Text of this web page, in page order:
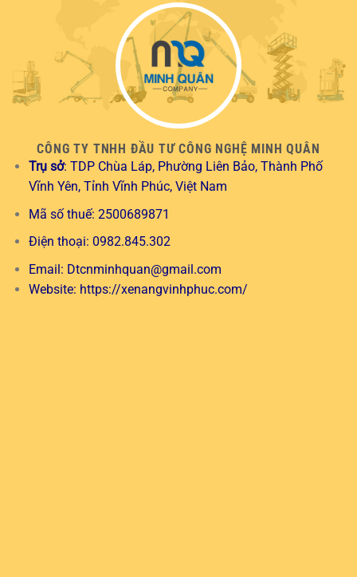
CÔNG TY TNHH ĐẦU TƯ CÔNG NGHỆ MINH QUÂN
Trụ sở: TDP Chùa Láp, Phường Liên Bảo, Thành Phố
Vĩnh Yên, Tỉnh Vĩnh Phúc, Việt Nam
Mã số thuế: 2500689871
Điện thoại: 0982.845.302
Email: Dtcnminhquan@gmail.com
Website: https://xenangvinhphuc.com/